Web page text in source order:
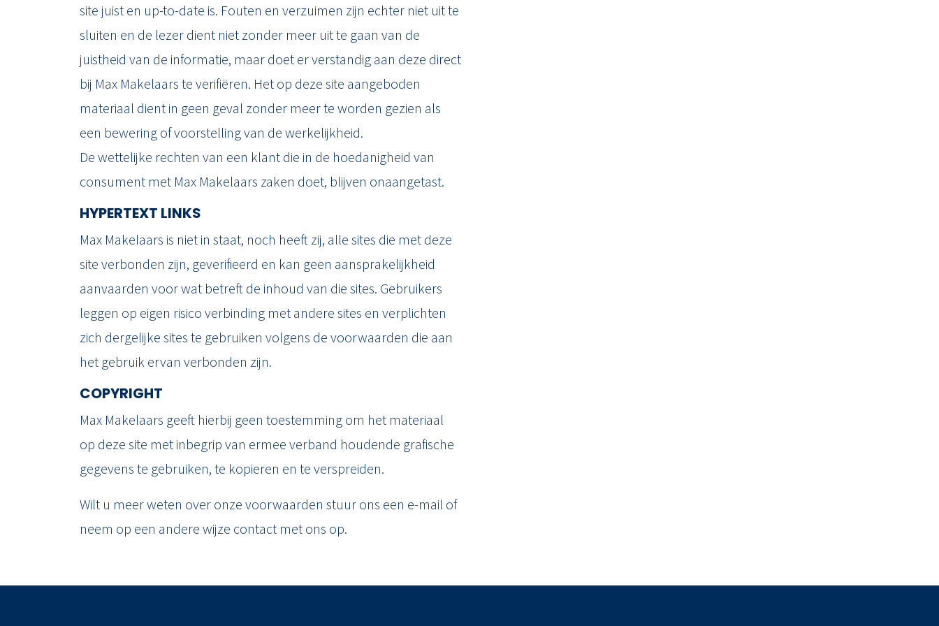
RESULTATEN
BLOG
OVER ONS
site juist en up-to-date is. Fouten en verzuimen zijn echter niet uit te
sluiten en de lezer dient niet zonder meer uit te gaan van de
juistheid van de informatie, maar doet er verstandig aan deze direct
bij Max Makelaars te verifiëren. Het op deze site aangeboden
materiaal dient in geen geval zonder meer te worden gezien als
een bewering of voorstelling van de werkelijkheid.
De wettelijke rechten van een klant die in de hoedanigheid van
consument met Max Makelaars zaken doet, blijven onaangetast.
HYPERTEXT LINKS
Max Makelaars is niet in staat, noch heeft zij, alle sites die met deze
site verbonden zijn, geverifieerd en kan geen aansprakelijkheid
aanvaarden voor wat betreft de inhoud van die sites. Gebruikers
leggen op eigen risico verbinding met andere sites en verplichten
zich dergelijke sites te gebruiken volgens de voorwaarden die aan
het gebruik ervan verbonden zijn.
COPYRIGHT
Max Makelaars geeft hierbij geen toestemming om het materiaal
op deze site met inbegrip van ermee verband houdende grafische
gegevens te gebruiken, te kopieren en te verspreiden.
Wilt u meer weten over onze voorwaarden stuur ons een e-mail of
neem op een andere wijze contact met ons op.